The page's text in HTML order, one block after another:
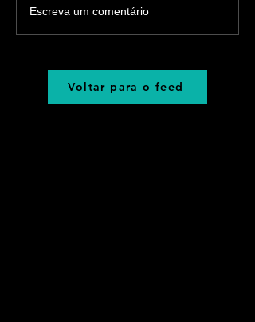
Escreva um comentário
Voltar para o feed